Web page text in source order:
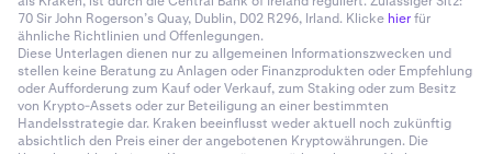
70 Sir John Rogerson’s Quay, Dublin, D02 R296, Irland. Klicke hierfür
ähnliche Richtlinien und Offenlegungen.
Diese Unterlagen dienen nur zu allgemeinen Informationszwecken und
stellen keine Beratung zu Anlagen oder Finanzprodukten oder Empfehlung
oder Aufforderung zum Kauf oder Verkauf, zum Staking oder zum Besitz
von Krypto-Assets oder zur Beteiligung an einer bestimmten
Handelsstrategie dar. Kraken beeinflusst weder aktuell noch zukünftig
absichtlich den Preis einer der angebotenen Kryptowährungen. Die